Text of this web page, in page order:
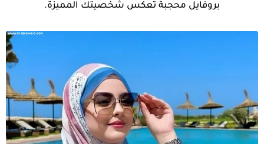
بروفايل محجبة تعكس شخصيتك المميزة.